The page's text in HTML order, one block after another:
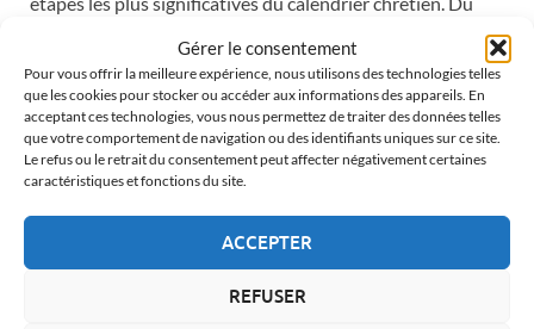
Gérer le consentement
Pour vous offrir la meilleure expérience, nous utilisons des technologies telles
que les cookies pour stocker ou accéder aux informations des appareils. En
acceptant ces technologies, vous nous permettez de traiter des données telles
que votre comportement de navigation ou des identifiants uniques sur ce site.
Le refus ou le retrait du consentement peut affecter négativement certaines
caractéristiques et fonctions du site.
ACCEPTER
REFUSER
LIRE LA SUITE...
LA SEMAINE SAINTE À VERGES
Il reste :231 jours avant le prochain Jeudi Saint